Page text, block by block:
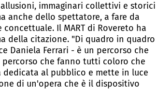
allusioni, immaginari collettivi e storici
anche dello spettatore, a fare da
Il MART di Rovereto ha
della citazione. "Di quadro in quadro
Daniela Ferrari - è un percorso che
che fanno tutti coloro che
dedicata al pubblico e mette in luce
di un'opera che è il dispositivo